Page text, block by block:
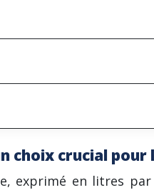
choix crucial pour
exprimé en litres